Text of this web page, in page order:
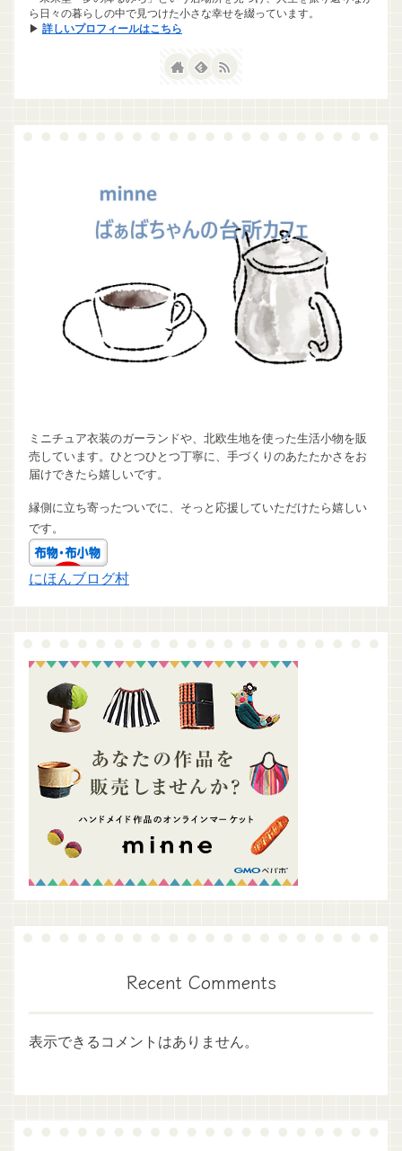
ら日々の暮らしの中で見つけた小さな幸せを綴っています。
▶ 詳しいプロフィールはこちら
ミニチュア衣装のガーランドや、北欧生地を使った生活小物を販
売しています。ひとつひとつ丁寧に、手づくりのあたたかさをお
届けできたら嬉しいです。
縁側に立ち寄ったついでに、そっと応援していただけたら嬉しい
です。
にほんブログ村
Recent Comments
表示できるコメントはありません。